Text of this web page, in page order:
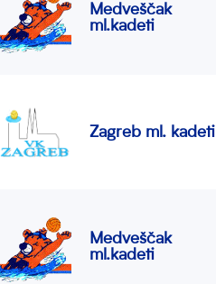
Medveščak
ml.kadeti
Zagreb ml. kadeti
Medveščak
ml.kadeti